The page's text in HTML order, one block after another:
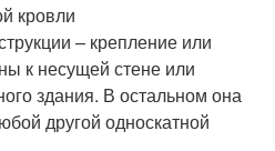
кровли
– крепление или
к несущей стене или
здания. В остальном она
другой односкатной